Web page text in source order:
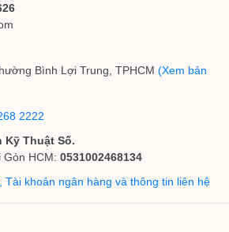
Bình Lợi Trung, TPHCM (Xem bản
2222
Kỹ Thuật Số.
HCM: 0531002468134
Tài khoản ngân hàng và thông tin liên hệ